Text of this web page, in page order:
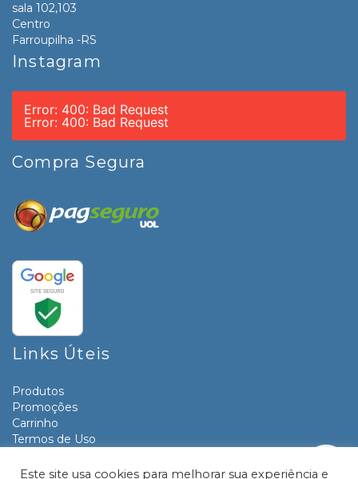
sala 102,103
Centro
Farroupilha -RS
Instagram
Error: 400: Bad Request
Error: 400: Bad Request
Compra Segura
Links Úteis
Produtos
Promoções
Carrinho
Termos de Uso
Contato
Este site usa cookies para melhorar sua experiência e